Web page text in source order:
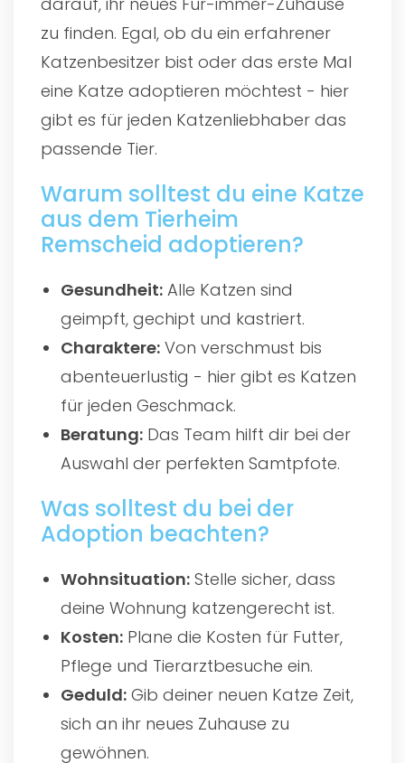
zu finden. Egal, ob du ein erfahrener
Katzenbesitzer bist oder das erste Mal
eine Katze adoptieren möchtest - hier
gibt es für jeden Katzenliebhaber das
passende Tier.
Warum solltest du eine Katze
aus dem Tierheim
Remscheid adoptieren?
Gesundheit: Alle Katzen sind
geimpft, gechipt und kastriert.
Charaktere: Von verschmust bis
abenteuerlustig - hier gibt es Katzen
für jeden Geschmack.
Beratung: Das Team hilft dir bei der
Auswahl der perfekten Samtpfote.
Was solltest du bei der
Adoption beachten?
Wohnsituation: Stelle sicher, dass
deine Wohnung katzengerecht ist.
Kosten: Plane die Kosten für Futter,
Pflege und Tierarztbesuche ein.
Geduld: Gib deiner neuen Katze Zeit,
sich an ihr neues Zuhause zu
gewöhnen.